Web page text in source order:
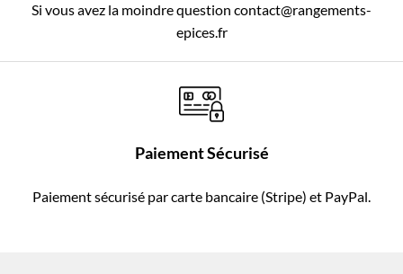
Si vous avez la moindre question contact@rangements-
epices.fr
Paiement Sécurisé
Paiement sécurisé par carte bancaire (Stripe) et PayPal.